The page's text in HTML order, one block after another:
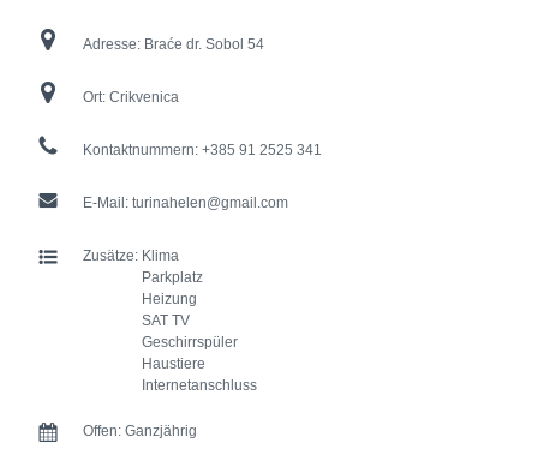
Adresse: Braće dr. Sobol 54
Ort: Crikvenica
Kontaktnummern: +385 91 2525 341
E-Mail: turinahelen@gmail.com
Zusätze: Klima
Parkplatz
Heizung
SAT TV
Geschirrspüler
Haustiere
Internetanschluss
Offen: Ganzjährig